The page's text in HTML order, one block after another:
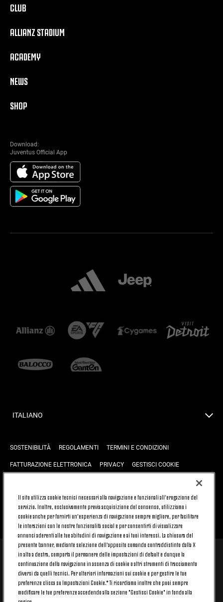
CLUB
ALLIANZ STADIUM
ACADEMY
NEWS
SHOP
Download:
Juventus Official App
ITALIANO
SOSTENIBILITÀ REGOLAMENTI TERMINI E CONDIZIONI
FATTURAZIONE ELETTRONICA PRIVACY GESTISCI COOKIE
TORNA SU
© 2026 Juventus Football Club S.p.A.
Juventus Football Club S.p.A. Via Druento, 175 10151 Torino - Italia;
CONTACT CENTER (+39) 011.45.30.486. Il servizio è attivo dal lunedì al
venerdì (9-20) e il sabato (9-15), festivi esclusi.
Il costo del servizio varia in base al piano tariffario sottoscritto con il
Il sito utilizza cookie tecnici necessari alla navigazione e funzionali all’erogazione del
servizio. Inoltre, esclusivamente previa acquisizione del consenso, utilizziamo i
cookie anche per fornirti un’esperienza di navigazione sempre migliore, per facilitare
le interazioni con le nostre funzionalità social e per consentirti di visualizzare
annunci aderenti alle tue abitudini di navigazione e ai tuoi interessi. La chiusura del
presente banner, mediante selezione dell’apposito comando contraddistinto dalla X
in alto a destra, comporta il permanere delle impostazioni di default e dunque la
continuazione della navigazione in assenza di cookie o altri strumenti di tracciamento
diversi da quelli tecnici. Per ulteriori informazioni sui cookie e per gestire le tue
preferenze clicca su Impostazioni Cookie.* Ti ricordiamo inoltre che puoi sempre
modificare le tue preferenze accedendo alla sezione "Gestisci Cookie" in fondo alla